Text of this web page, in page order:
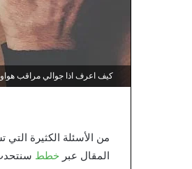
كيف اعرف اذا جوالي مراقب
من الأسئلة الكثيرة
المقال عبر خطط